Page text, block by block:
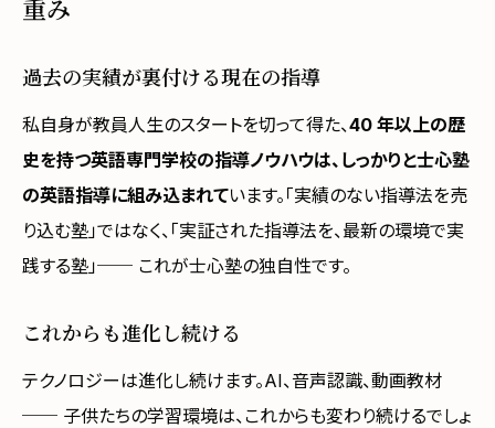
重み
過去の実績が裏付ける現在の指導
私自身が教員人生のスタートを切って得た、40 年以上の歴
史を持つ英語専門学校の指導ノウハウは、しっかりと士心塾
の英語指導に組み込まれています。「実績のない指導法を売
り込む塾」ではなく、「実証された指導法を、最新の環境で実
践する塾」── これが士心塾の独自性です。
これからも進化し続ける
テクノロジーは進化し続けます。AI、音声認識、動画教材
── 子供たちの学習環境は、これからも変わり続けるでしょ